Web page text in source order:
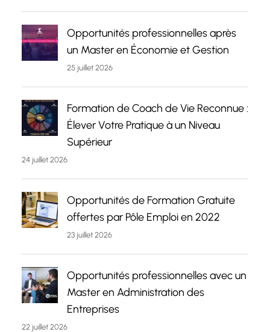
Opportunités professionnelles après
un Master en Économie et Gestion
25 juillet 2026
Formation de Coach de Vie Reconnue :
Élever Votre Pratique à un Niveau
Supérieur
24 juillet 2026
Opportunités de Formation Gratuite
offertes par Pôle Emploi en 2022
23 juillet 2026
Opportunités professionnelles avec un
Master en Administration des
Entreprises
22 juillet 2026